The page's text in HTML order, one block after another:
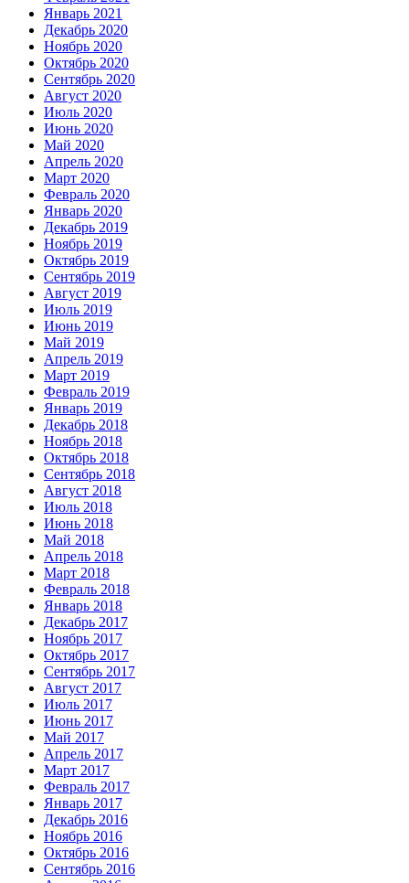
Январь 2021
Декабрь 2020
Ноябрь 2020
Октябрь 2020
Сентябрь 2020
Август 2020
Июль 2020
Июнь 2020
Май 2020
Апрель 2020
Март 2020
Февраль 2020
Январь 2020
Декабрь 2019
Ноябрь 2019
Октябрь 2019
Сентябрь 2019
Август 2019
Июль 2019
Июнь 2019
Май 2019
Апрель 2019
Март 2019
Февраль 2019
Январь 2019
Декабрь 2018
Ноябрь 2018
Октябрь 2018
Сентябрь 2018
Август 2018
Июль 2018
Июнь 2018
Май 2018
Апрель 2018
Март 2018
Февраль 2018
Январь 2018
Декабрь 2017
Ноябрь 2017
Октябрь 2017
Сентябрь 2017
Август 2017
Июль 2017
Июнь 2017
Май 2017
Апрель 2017
Март 2017
Февраль 2017
Январь 2017
Декабрь 2016
Ноябрь 2016
Октябрь 2016
Сентябрь 2016